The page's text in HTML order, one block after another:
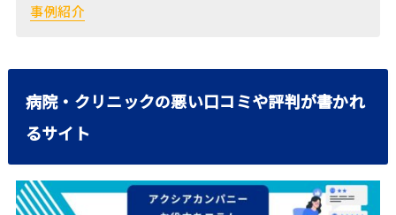
事例紹介
病院・クリニックの悪い口コミや評判が書かれ
るサイト